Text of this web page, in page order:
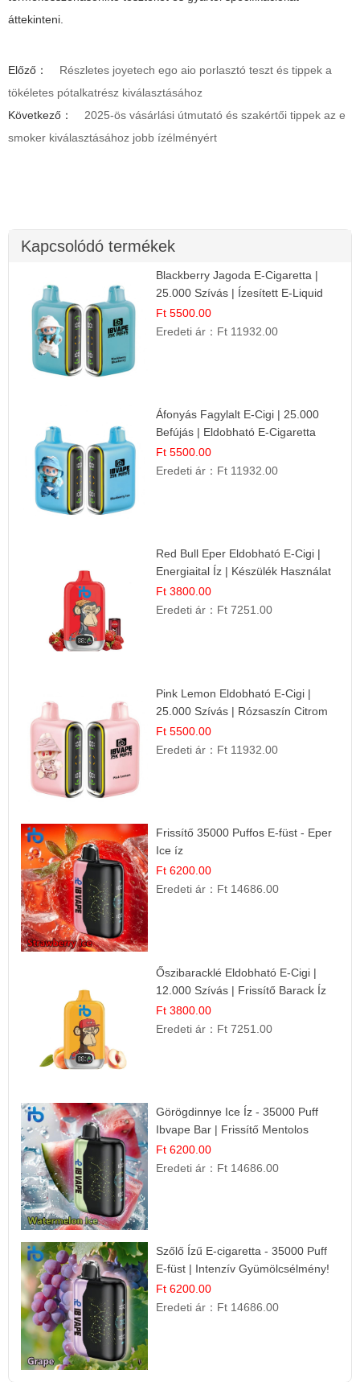
áttekinteni.
Előző：
Részletes joyetech ego aio porlasztó teszt és tippek a
tökéletes pótalkatrész kiválasztásához
Következő：
2025-ös vásárlási útmutató és szakértői tippek az e
smoker kiválasztásához jobb ízélményért
Kapcsolódó termékek
Blackberry Jagoda E-Cigaretta |
25.000 Szívás | Ízesített E-Liquid
Ft 5500.00
Eredeti ár： Ft 11932.00
Áfonyás Fagylalt E-Cigi | 25.000
Befújás | Eldobható E-Cigaretta
Ft 5500.00
Eredeti ár： Ft 11932.00
Red Bull Eper Eldobható E-Cigi |
Energiaital Íz | Készülék Használat
Ft 3800.00
Eredeti ár： Ft 7251.00
Pink Lemon Eldobható E-Cigi |
25.000 Szívás | Rózsaszín Citrom
Íz
Ft 5500.00
Eredeti ár： Ft 11932.00
Frissítő 35000 Puffos E-füst - Eper
Ice íz
Ft 6200.00
Eredeti ár： Ft 14686.00
Őszibaracklé Eldobható E-Cigi |
12.000 Szívás | Frissítő Barack Íz
Ft 3800.00
Eredeti ár： Ft 7251.00
Görögdinnye Ice Íz - 35000 Puff
Ibvape Bar | Frissítő Mentolos
Élmény!
Ft 6200.00
Eredeti ár： Ft 14686.00
Szőlő Ízű E-cigaretta - 35000 Puff
E-füst | Intenzív Gyümölcsélmény!
Ft 6200.00
Eredeti ár： Ft 14686.00